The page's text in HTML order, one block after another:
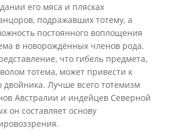
его мяса и плясках
подражавших тотему, а
постоянного воплощения
в новорождённых членов рода.
что гибель предмета,
тотема, может привести к
двойника. Лучше всего тотемизм
Австралии и индейцев Северной
он составляет основу